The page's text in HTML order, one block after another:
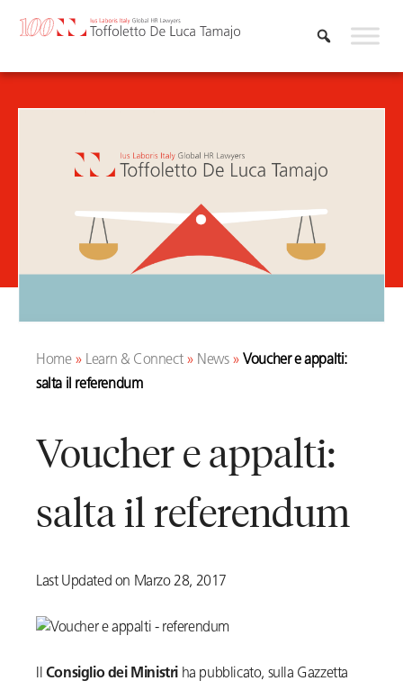
Home» Learn & Connect» News» Voucher e appalti:
salta il referendum
Voucher e appalti:
salta il referendum
Last Updated on Marzo 28, 2017
Consiglio dei Ministri ha pubblicato, sulla Gazzetta